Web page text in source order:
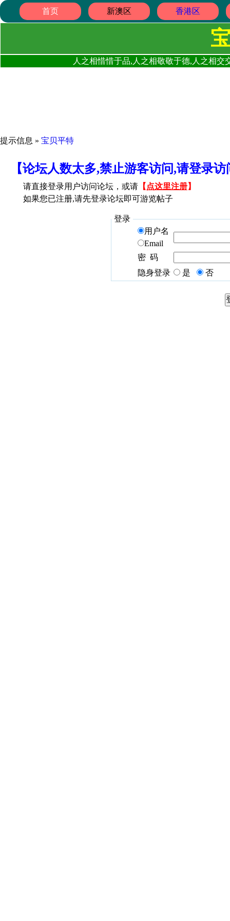
首页 新澳区 香港区
人之相惜惜于品,人之相敬敬于德,人之相
提示信息 » 宝贝平特
【论坛人数太多,禁止游客访问,请登录
请直接登录用户访问论坛，或请 【 点这里注册】
如果您已注册,请先登录论坛即可游览帖子
登录
用户名
Email
密 码
隐身登录
是 否